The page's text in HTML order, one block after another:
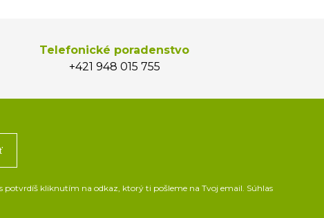
Telefonické poradenstvo
+421 948 015 755
potvrdíš kliknutím na odkaz, ktorý ti pošleme na Tvoj email. Súhlas